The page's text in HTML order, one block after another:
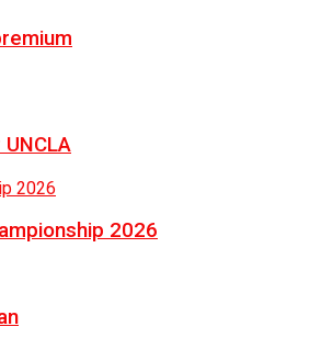
2026